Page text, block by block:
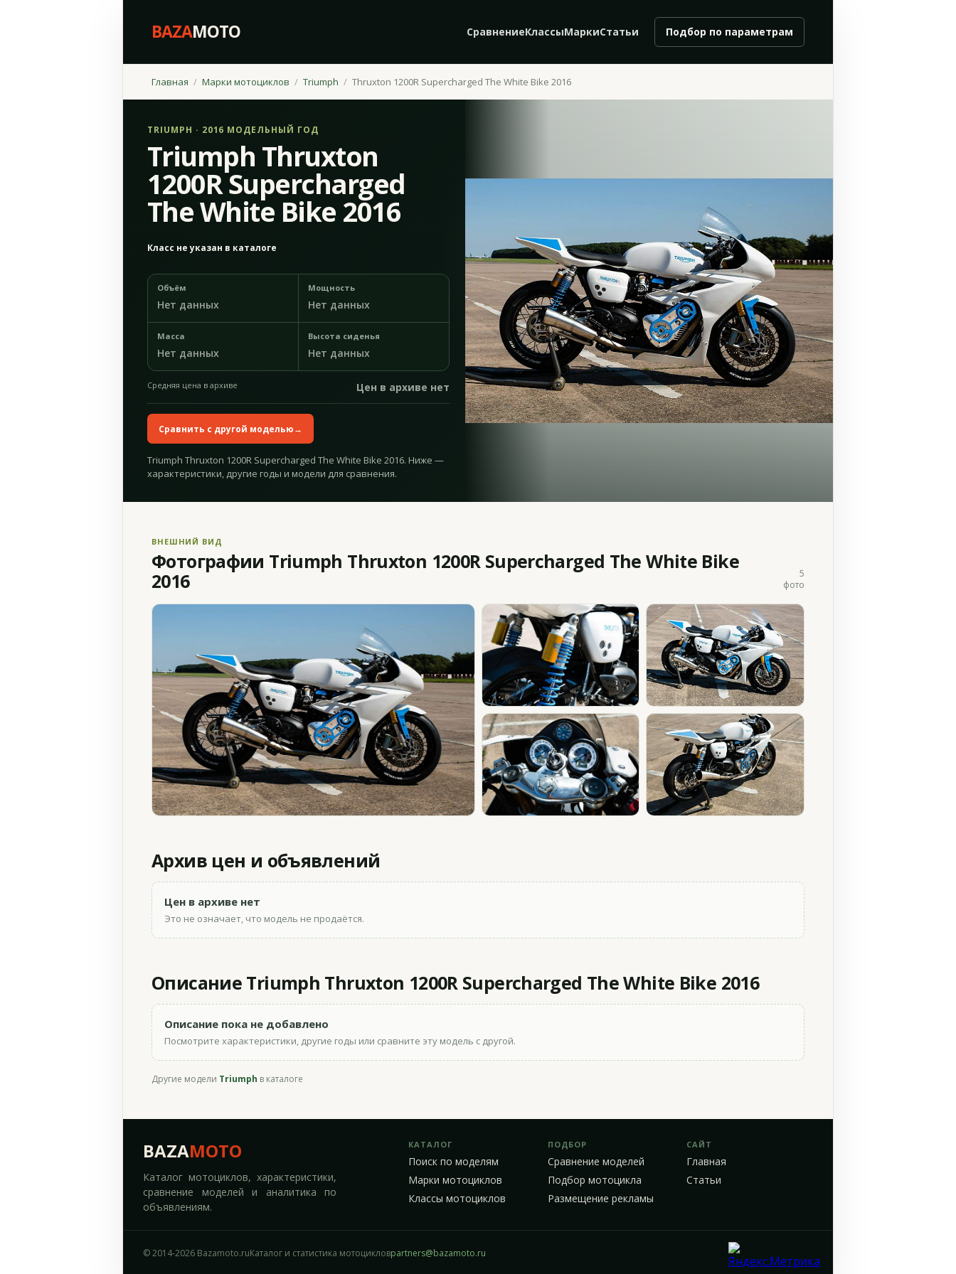
BAZAMOTO СравнениеКлассыМаркиСтатьи Подбор по параметрам
Главная Марки мотоциклов Triumph Thruxton 1200R Supercharged The White Bike 2016
TRIUMPH · 2016 МОДЕЛЬНЫЙ ГОД
Triumph Thruxton
1200R Supercharged
The White Bike 2016
Класс не указан в каталоге
Объём
Нет данных
Мощность
Нет данных
Масса
Нет данных
Высота сиденья
Нет данных
Средняя цена в архиве Цен в архиве нет
Сравнить с другой моделью→
Triumph Thruxton 1200R Supercharged The White Bike 2016. Ниже —
характеристики, другие годы и модели для сравнения.
ВНЕШНИЙ ВИД
Фотографии Triumph Thruxton 1200R Supercharged The White Bike
2016
5
фото
Архив цен и объявлений
Цен в архиве нет
Это не означает, что модель не продаётся.
Описание Triumph Thruxton 1200R Supercharged The White Bike 2016
Описание пока не добавлено
Посмотрите характеристики, другие годы или сравните эту модель с другой.
Другие модели Triumph в каталоге
BAZAMOTO
Каталог мотоциклов, характеристики,
сравнение моделей и аналитика по
объявлениям.
КАТАЛОГ
Поиск по моделям
Марки мотоциклов
Классы мотоциклов
ПОДБОР
Сравнение моделей
Подбор мотоцикла
Размещение рекламы
САЙТ
Главная
Статьи
© 2014-2026 Bazamoto.ruКаталог и статистика мотоцикловpartners@bazamoto.ru